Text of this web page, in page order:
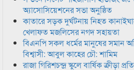
অ্যাসোসিয়েশনের সভা অনুষ্ঠিত
কাতারে সড়ক দুর্ঘটনায় নিহত
খেলাফত মজলিসের নগদ সহায়তা
বিএনপি সকল ধর্মের মানুষের সমান
বিশ্বাসী: আবুল কাহের চৌ: শামিম
রাজা গিরিশচন্দ্র স্কুলে বার্ষিক ক্রীড়া